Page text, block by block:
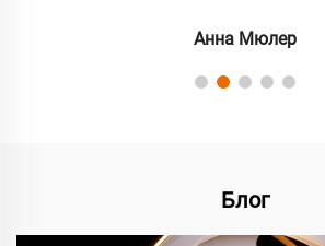
Анна Мюлер
Блог